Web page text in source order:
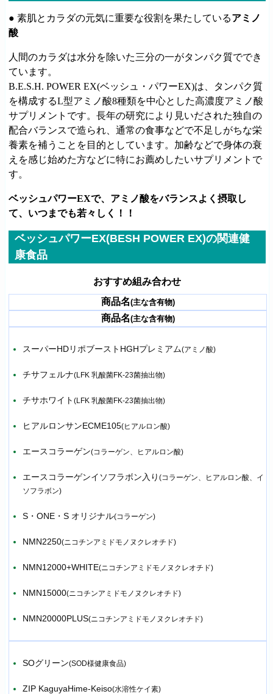
● 素肌とカラダの元気に重要な役割を果たしているアミノ
酸
人間のカラダは水分を除いた三分の一がタンパク質ででき
ています。
B.E.S.H. POWER EX(ベッシュ・パワーEX)は、タンパク質
を構成するL型アミノ酸8種類を中心とした高濃度アミノ酸
サプリメントです。長年の研究により見いだされた独自の
配合バランスで造られ、通常の食事などで不足しがちな栄
養素を補うことを目的としています。加齢などで身体の衰
えを感じ始めた方などに特にお薦めしたいサプリメントで
す。
ベッシュパワーEXで、アミノ酸をバランスよく摂取し
て、いつまでも若々しく！！
ベッシュパワーEX(BESH POWER EX)の関連健
康食品
おすすめ組み合わせ
商品名(主な含有物)
商品名(主な含有物)
スーパーHDリポブーストHGHプレミアム(アミノ酸)
チサフェルナ(LFK 乳酸菌FK-23菌抽出物)
チサホワイト (LFK 乳酸菌FK-23菌抽出物)
ヒアルロンサンECME105(ヒアルロン酸)
エースコラーゲン(コラーゲン、ヒアルロン酸)
エースコラーゲンイソフラボン入り (コラーゲン、ヒアルロン酸、イ
ソフラボン)
S・ONE・S オリジナル(コラーゲン)
NMN2250(ニコチンアミドモノヌクレオチド)
NMN12000+WHITE(ニコチンアミドモノヌクレオチド)
NMN15000(ニコチンアミドモノヌクレオチド)
NMN20000PLUS(ニコチンアミドモノヌクレオチド)
SOグリーン(SOD様健康食品)
ZIP KaguyaHime-Keiso(水溶性ケイ素)